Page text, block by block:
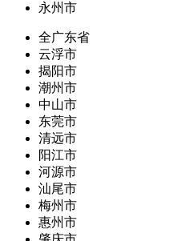
永州市
全广东省
云浮市
揭阳市
潮州市
中山市
东莞市
清远市
阳江市
河源市
汕尾市
梅州市
惠州市